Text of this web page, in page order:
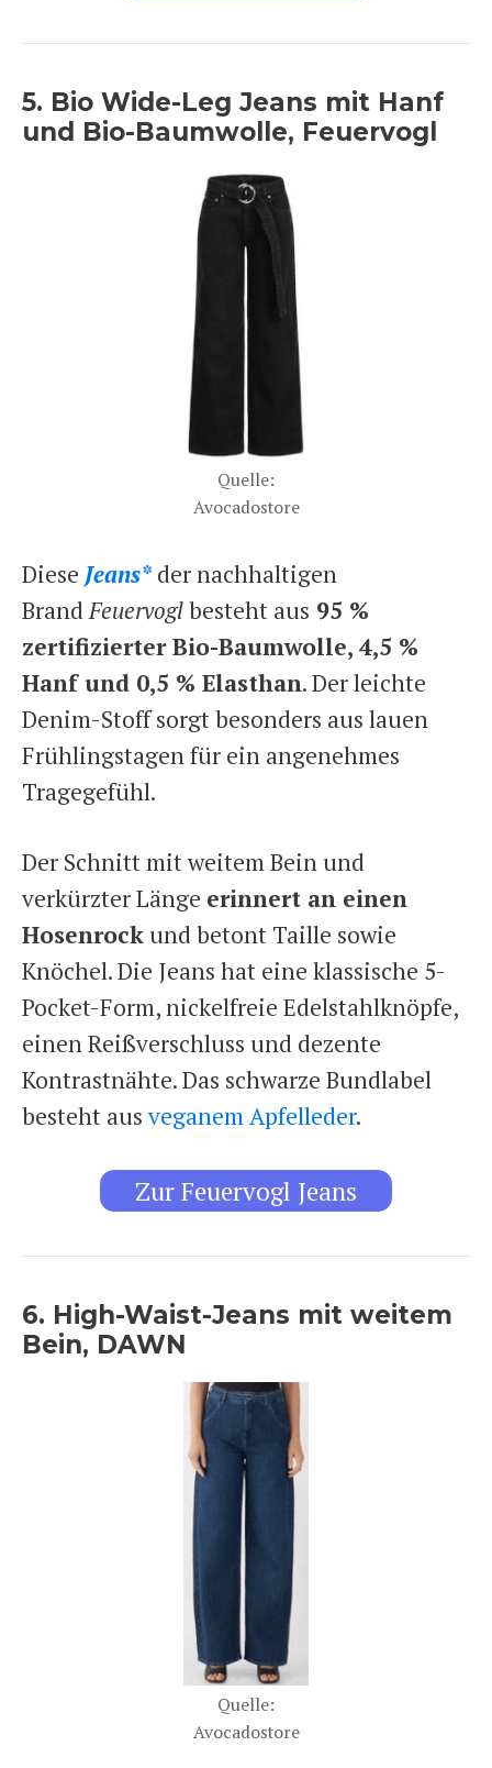
5. Bio Wide-Leg Jeans mit Hanf
und Bio-Baumwolle, Feuervogl
Quelle:
Avocadostore
Diese Jeans* der nachhaltigen
BrandFeuervoglbesteht aus 95 %
zertifizierter Bio-Baumwolle, 4,5 %
Hanf und 0,5 % Elasthan. Der leichte
Denim-Stoff sorgt besonders aus lauen
Frühlingstagen für ein angenehmes
Tragegefühl.
Der Schnitt mit weitem Bein und
verkürzter Länge erinnert an einen
Hosenrock und betont Taille sowie
Knöchel. Die Jeans hat eine klassische 5-
Pocket-Form, nickelfreie Edelstahlknöpfe,
einen Reißverschluss und dezente
Kontrastnähte. Das schwarze Bundlabel
besteht ausveganem Apfelleder.
Zur Feuervogl Jeans
6. High-Waist-Jeans mit weitem
Bein, DAWN
Quelle:
Avocadostore